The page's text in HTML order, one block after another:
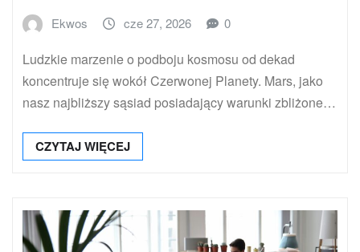
Ekwos cze 27, 2026 0
Ludzkie marzenie o podboju kosmosu od dekad
koncentruje się wokół Czerwonej Planety. Mars, jako
nasz najbliższy sąsiad posiadający warunki zbliżone…
CZYTAJ WIĘCEJ